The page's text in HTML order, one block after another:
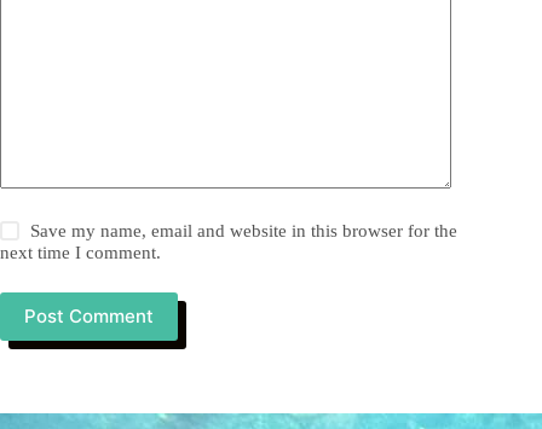
Save my name, email and website in this browser for the
next time I comment.
Post Comment